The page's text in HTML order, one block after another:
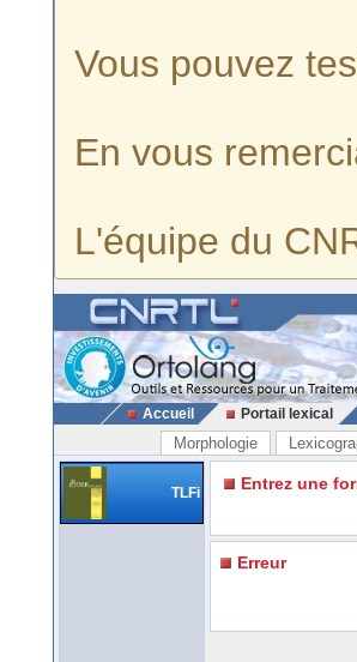
Vous pouvez
En vous
L'équipe du
Accueil Portail lexical
Morphologie
TLFi Entrez une
Erreur